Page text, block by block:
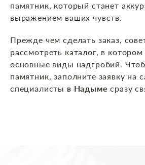
памятник, который станет
выражением ваших чувств.
Прежде чем сделать заказ,
рассмотреть каталог, в
основные виды надгробий.
памятник, заполните заявку на
специалисты в Надыме сразу